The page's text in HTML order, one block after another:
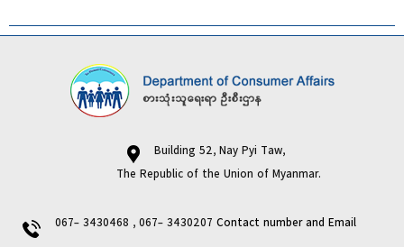
Building 52, Nay Pyi Taw,
The Republic of the Union of Myanmar.
067- 3430468 , 067- 3430207 Contact number and Email